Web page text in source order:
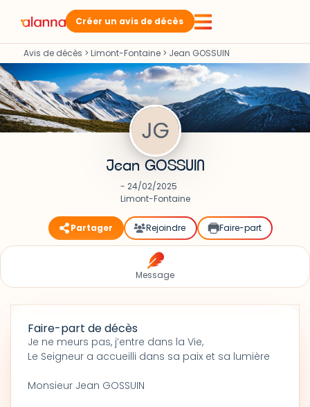
Créer un avis de décès
Avis de décès > Limont-Fontaine > Jean GOSSUIN
Jean GOSSUIN
- 24/02/2025
Limont-Fontaine
Partager Rejoindre Faire-part
Message
Faire-part de décès
Je ne meurs pas, j’entre dans la Vie,
Le Seigneur a accueilli dans sa paix et sa lumière
Monsieur Jean GOSSUIN